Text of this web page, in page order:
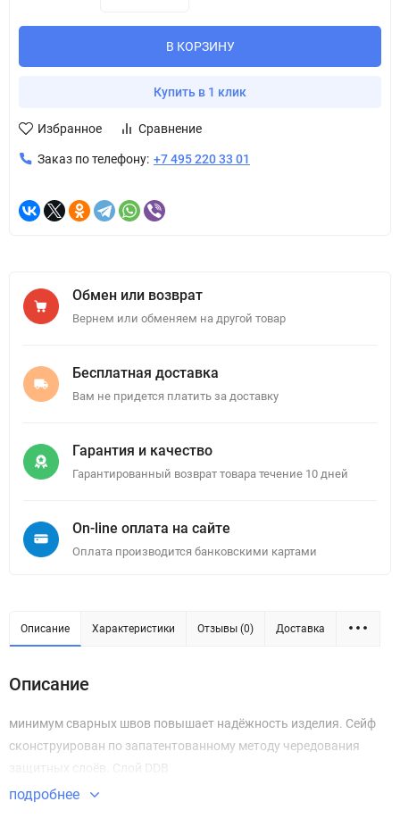
В КОРЗИНУ
Купить в 1 клик
Избранное Сравнение
Заказ по телефону: +7 495 220 33 01
Обмен или возврат
Вернем или обменяем на другой товар
Бесплатная доставка
Вам не придется платить за доставку
Гарантия и качество
Гарантированный возврат товара течение 10 дней
On-line оплата на сайте
Оплата производится банковскими картами
Описание Характеристики Отзывы (0) Доставка
Описание
минимум сварных швов повышает надёжность изделия. Сейф
сконструирован по запатентованному методу чередования
защитных слоёв. Слой DDB
подробнее